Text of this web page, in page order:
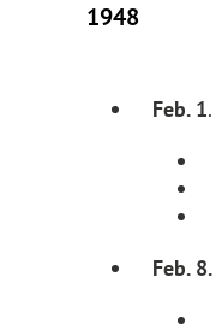
1948
Feb. 1.
Feb.